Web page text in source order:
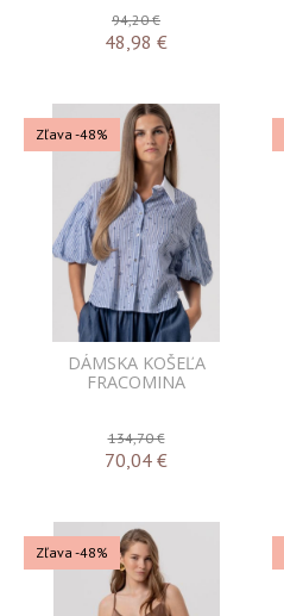
94,20 €
48,98 €
Zľava -48%
DÁMSKA KOŠEĽA
FRACOMINA
134,70 €
70,04 €
Zľava -48%